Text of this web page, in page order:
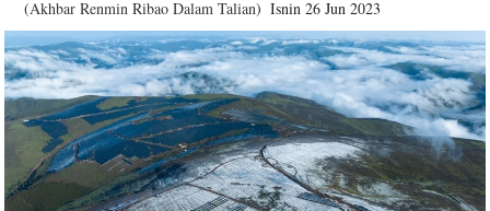
(Akhbar Renmin Ribao Dalam Talian) Isnin 26 Jun 2023